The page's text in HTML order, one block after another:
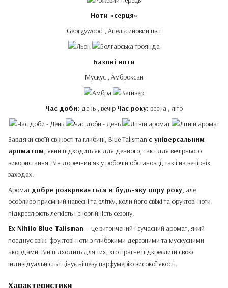
Ноти «серця»
Georgywood , Апельсиновий цвіт
Базові ноти
Мускус , Амброксан
Час доби: день , вечір Час року: весна , літо
Завдяки своїй свіжості та глибині, Blue Talisman є універсальним
ароматом, який підходить як для денного, так і для вечірнього
використання. Він доречний як у робочій обстановці, так і на вечірніх
заходах.
Аромат добре розкривається в будь-яку пору року, але
особливо приємний навесні та влітку, коли його свіжі та фруктові ноти
підкреслюють легкість і енергійність сезону.
Ex Nihilo Blue Talisman — це витончений і сучасний аромат, який
поєднує свіжі фруктові ноти з глибокими деревними та мускусними
акордами. Він підходить для тих, хто прагне підкреслити свою
індивідуальність і цінує нішеву парфумерію високої якості.
Характеристики